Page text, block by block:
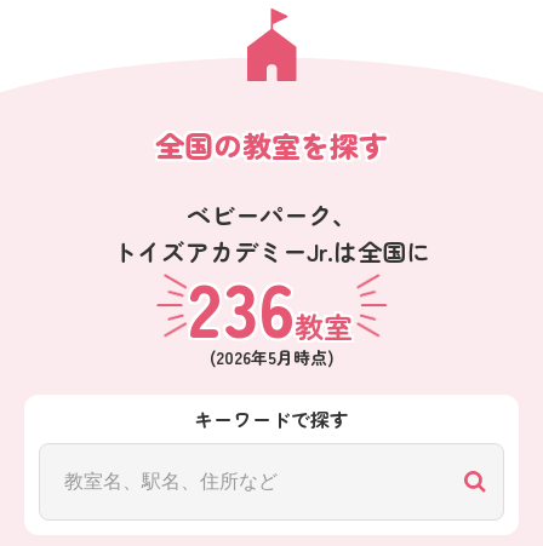
全国の教室を探す
ベビーパーク、
トイズアカデミーJr.は全国に
236教室
(2026年5月 時点)
キーワードで探す